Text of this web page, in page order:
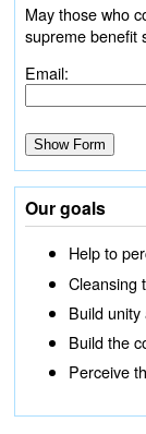
May those who
supreme benefit
Email:
Our goals
Help to
Cleansing
Build
Build the
Perceive